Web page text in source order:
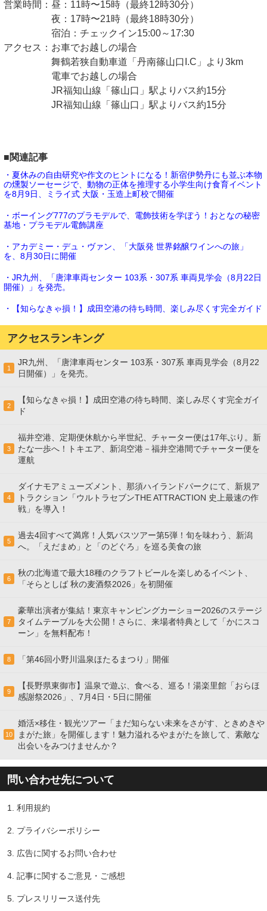
営業時間：昼：11時〜15時（最終12時30分）
夜：17時〜21時（最終18時30分）
宿泊：チェックイン15:00～17:30
アクセス：お車でお越しの場合
舞鶴若狭自動車道「丹南篠山口I.C」より3km
電車でお越しの場合
JR福知山線「篠山口」駅よりバス約15分
JR福知山線「篠山口」駅よりバス約15分
■関連記事
・夏休みの自由研究や作文のヒントになる！新宿伊勢丹にも並ぶ本物
の燻製ソーセージで、動物の正体を推理する小学生向け食育イベント
を8月9日、ミライ式 大阪・玉造上町校で開催
・ボーイング777のプラモデルで、電飾技術を学ぼう！おとなの秘密
基地・プラモデル電飾講座
・アカデミー・デュ・ヴァン、「大阪発 世界銘醸ワインへの旅」
を、8月30日に開催
・JR九州、「唐津車両センター 103系・307系 車両見学会（8月22日
開催）」を発売。
・【知らなきゃ損！】成田空港の待ち時間、楽しみ尽くす完全ガイド
アクセスランキング
1
JR九州、「唐津車両センター 103系・307系 車両見学会（8月22
日開催）」を発売。
2
【知らなきゃ損！】成田空港の待ち時間、楽しみ尽くす完全ガイ
ド
3
福井空港、定期便休航から半世紀、チャーター便は17年ぶり。新
たな一歩へ！トキエア、新潟空港－福井空港間でチャーター便を
運航
4
ダイナモアミューズメント、那須ハイランドパークにて、新規ア
トラクション「ウルトラセブンTHE ATTRACTION 史上最速の作
戦」を導入！
5
過去4回すべて満席！人気バスツアー第5弾！旬を味わう、新潟
へ。「えだまめ」と「のどぐろ」を巡る美食の旅
6
秋の北海道で最大18種のクラフトビールを楽しめるイベント、
「そらとしば 秋の麦酒祭2026」を初開催
7
豪華出演者が集結！東京キャンピングカーショー2026のステージ
タイムテーブルを大公開！さらに、来場者特典として「かにスコ
ーン」を無料配布！
8 「第46回小野川温泉ほたるまつり」開催
9
【長野県東御市】温泉で遊ぶ、食べる、巡る！湯楽里館「おらほ
感謝祭2026」、7月4日・5日に開催
10
婚活×移住・観光ツアー「まだ知らない未来をさがす、ときめきや
まがた旅」を開催します！魅力溢れるやまがたを旅して、素敵な
出会いをみつけませんか？
問い合わせ先について
1. 利用規約
2. プライバシーポリシー
3. 広告に関するお問い合わせ
4. 記事に関するご意見・ご感想
5. プレスリリース送付先